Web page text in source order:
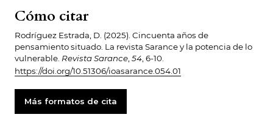
Cómo citar
Rodríguez Estrada, D. (2025). Cincuenta años de
pensamiento situado. La revista Sarance y la potencia de lo
vulnerable. Revista Sarance 54 , 6-10.
https://doi.org/10.51306/ioasarance.054.01
Más formatos de cita